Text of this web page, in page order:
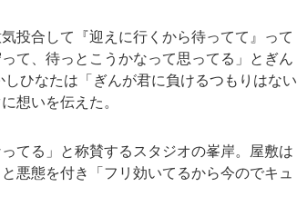
投合して『迎えに行くから待ってて』って
て、待っとこうかなって思ってる」とぎん
ひなたは「ぎんが君に負けるつもりはない
想いを伝えた。
てる」と称賛するスタジオの峯岸。屋敷は
悪態を付き「フリ効いてるから今のでキュ